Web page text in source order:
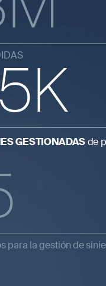
K
GESTIONADASde
para la gestión de